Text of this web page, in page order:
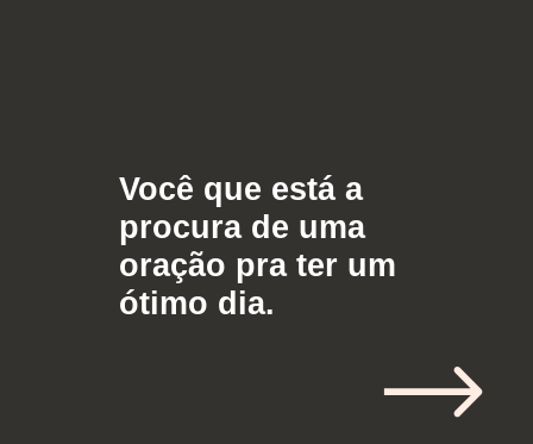
Você que está a
procura de uma
oração pra ter um
ótimo dia.